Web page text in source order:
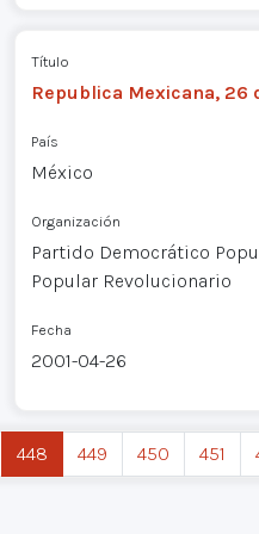
Título
Republica Mexicana, 26
País
México
Organización
Partido Democrático
Popular Revolucionario
Fecha
2001-04-26
448 449 450 451